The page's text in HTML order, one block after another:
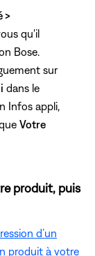
>
qu'il
Bose.
sur
dans le
Infos appli,
Votre
produit, puis
d’un
produit à votre